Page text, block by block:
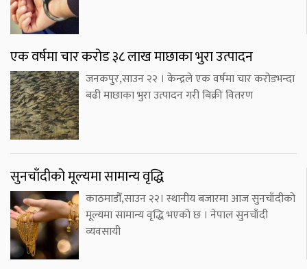
एक वर्षमा चार करोड ३८ लाख माछाका भुरा उत्पादन
जनकपुर,साउन २२ । केन्द्रले एक वर्षमा चार करोडभन्दा
बढी माछाका भुरा उत्पादन गरी बिक्री वितरण
सुनचाँदीको मूल्यमा सामान्य वृद्धि
काठमाडौँ,साउन २२। स्थानीय बजारमा आज सुनचाँदीको
मूल्यमा सामान्य वृद्धि भएको छ । नेपाल सुनचाँदी
व्यवसायी